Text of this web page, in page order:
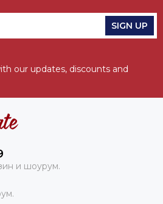
SIGN UP
our updates, discounts and
и шоурум.